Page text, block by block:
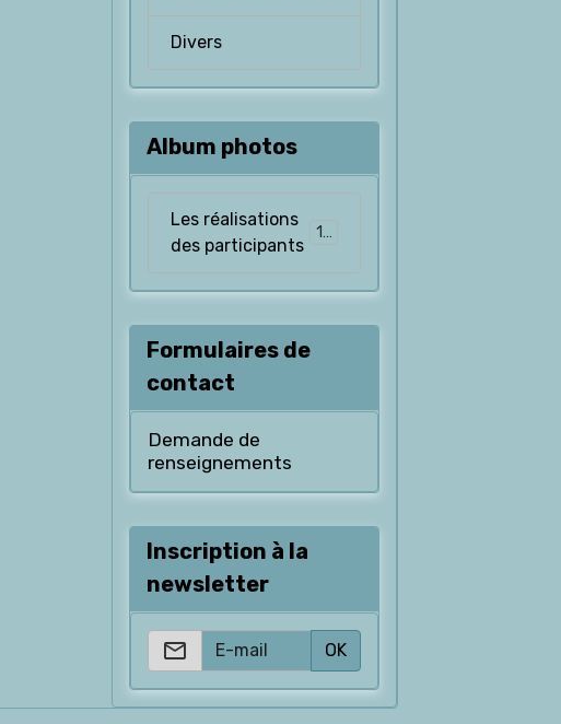
Divers
Album photos
Les réalisations
des participants
126
Formulaires de
contact
Demande de
renseignements
Inscription à la
newsletter
OK